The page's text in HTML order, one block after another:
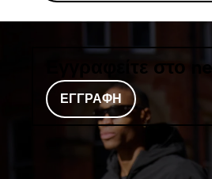
Εγγραφείτε στο
ΕΓΓΡΑΦΉ